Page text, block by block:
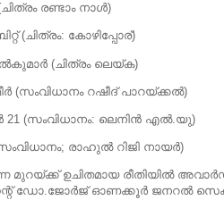
രണ്ടാം നാള്‍)
കോഴിപ്പോര്)
(ചിത്രം ലെയ്ക)
(സംവിധാനം റഷീദ് പാറയ്ക്കല്‍)
ലെനിന്‍ എല്‍.യു)
രാഹുല്‍ റിജി നായര്‍)
മുറയ്ക്ക് ഉചിതമായ രീതിയില്‍
ഡോ.ജോര്‍ജ് ഓണക്കൂര്‍ ജനറല്‍